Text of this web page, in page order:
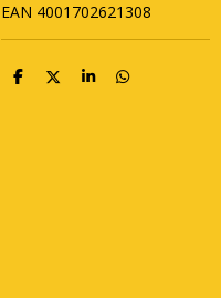
EAN 4001702621308
D
D
S
D